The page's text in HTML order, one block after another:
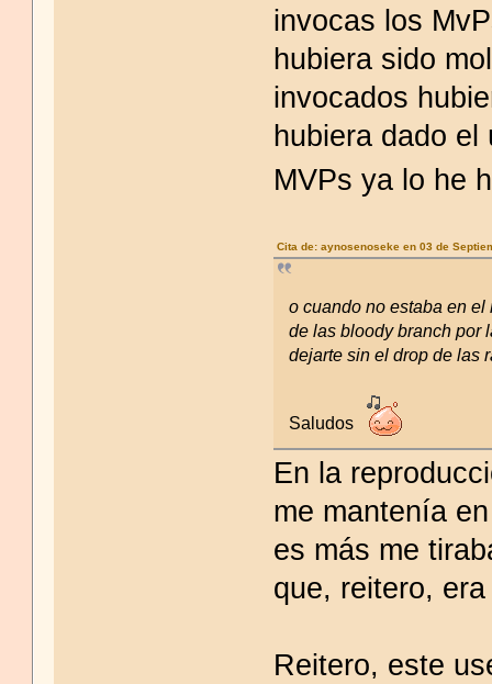
invocas los
hubiera sido
invocados
hubiera dado
MVPs ya lo he
Cita de: aynosenoseke en 03 de
o cuando no estaba en
de las bloody branch por
dejarte sin el drop de las
Saludos
En la
me mantenía
es más me
que, reitero,
Reitero, este